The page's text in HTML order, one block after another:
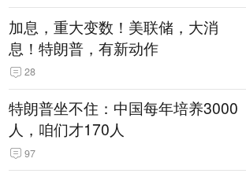
加息，重大变数！美联储，大消
息！特朗普，有新动作
28
特朗普坐不住：中国每年培养3000
人，咱们才170人
97